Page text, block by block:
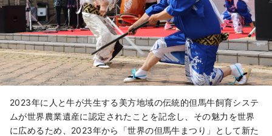
2023年に人と牛が共生する美方地域の伝統的但馬牛飼育システ
ムが世界農業遺産に認定されたことを記念し、その魅力を世界
に広めるため、2023年から「世界の但馬牛まつり」として新た